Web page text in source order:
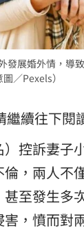
發展婚外情，導
／Pexels）
繼續往下閱
）控訴妻子
，兩人不
甚至發生多
，憤而對